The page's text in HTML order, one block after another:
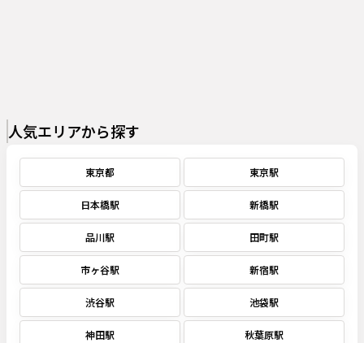
人気エリアから探す
東京都 東京駅
日本橋駅 新橋駅
品川駅 田町駅
市ヶ谷駅 新宿駅
渋谷駅 池袋駅
神田駅 秋葉原駅